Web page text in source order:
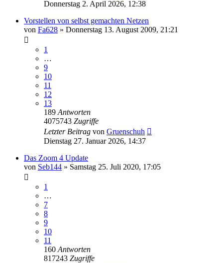
Donnerstag 2. April 2026, 12:38
Vorstellen von selbst gemachten Netzen
von Fa628 » Donnerstag 13. August 2009, 21:21
1
…
9
10
11
12
13
189 Antworten
4075743 Zugriffe
Letzter Beitrag von Gruenschuh
Dienstag 27. Januar 2026, 14:37
Das Zoom 4 Update
von Seb144 » Samstag 25. Juli 2020, 17:05
1
…
7
8
9
10
11
160 Antworten
817243 Zugriffe